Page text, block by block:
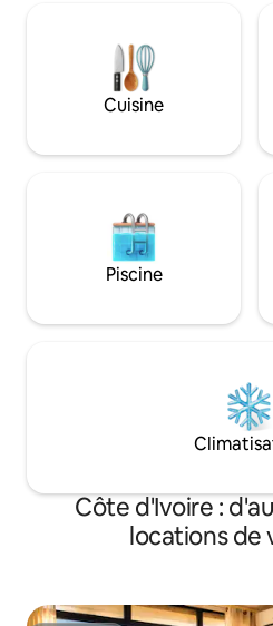
Cuisine
Piscine
Côte d'Ivoire :
locations de